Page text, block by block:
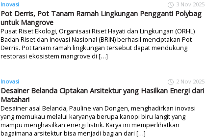
Inovasi 3 Nov 2025
Pot Derris, Pot Tanam Ramah Lingkungan Pengganti Polybag
untuk Mangrove
Pusat Riset Ekologi, Organisasi Riset Hayati dan Lingkungan (ORHL)
Badan Riset dan Inovasi Nasional (BRIN) berhasil menciptakan Pot
Derris. Pot tanam ramah lingkungan tersebut dapat mendukung
restorasi ekosistem mangrove di […]
Inovasi 2 Nov 2025
Desainer Belanda Ciptakan Arsitektur yang Hasilkan Energi dari
Matahari
Desainer asal Belanda, Pauline van Dongen, menghadirkan inovasi
yang memukau melalui karyanya berupa kanopi biru langit yang
mampu menghasilkan energi listrik. Karya ini memperlihatkan
bagaimana arsitektur bisa menjadi bagian dari […]